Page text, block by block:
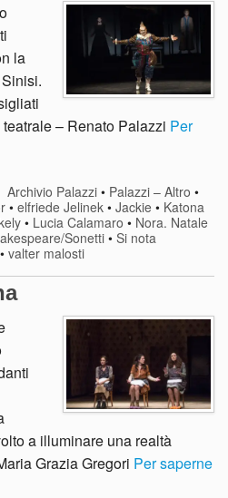
la
– Renato Palazzi Per
Archivio Palazzi• Palazzi – Altro •
•elfriede Jelinek •Jackie • Katona
• Lucia Calamaro • Nora. Natale
Sonetti• Si nota
• valter malosti
a illuminare una realtà
Grazia Gregori Per saperne